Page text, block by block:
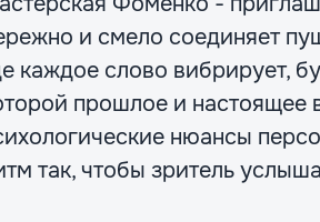
и смело соединяет
каждое слово вибрирует,
прошлое и настоящее
нюансы
так, чтобы зритель